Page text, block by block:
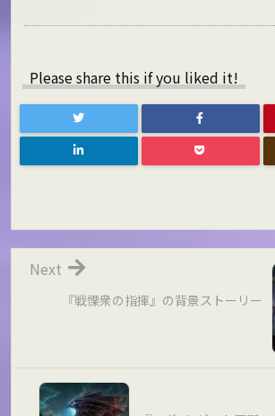
Please share this if you liked it!
『戦慄衆の指揮』の背景ストーリー
Next